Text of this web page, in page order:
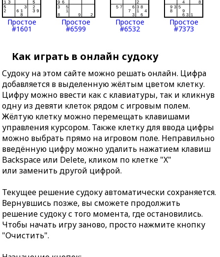
Простое
#1601
Простое
#6599
Простое
#6532
Простое
#7373
Как играть в онлайн судоку
Судоку на этом сайте можно решать онлайн. Цифра
добавляется в выделенную жёлтым цветом клетку.
Цифру можно ввести как с клавиатуры, так и кликнув
одну из девяти клеток рядом с игровым полем.
Жёлтую клетку можно перемещать клавишами
управления курсором. Также клетку для ввода цифры
можно выбрать прямо на игровом поле. Неправильно
введённую цифру можно удалить нажатием клавиш
Backspace или Delete, кликом по клетке "X"
или заменить другой цифрой.
Текущее решение судоку автоматически сохраняется.
Вернувшись позже, вы сможете продолжить
решение судоку с того момента, где остановились.
Чтобы начать игру заново, просто нажмите кнопку
"Очистить".